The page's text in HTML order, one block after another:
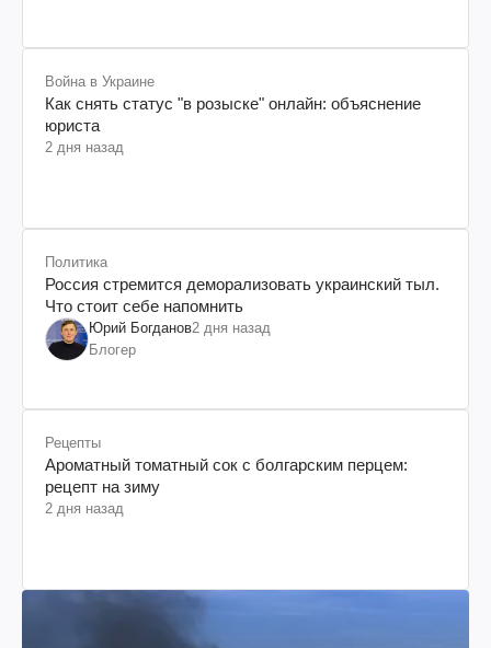
Война в Украине
Как снять статус "в розыске" онлайн: объяснение
юриста
2 дня назад
Политика
Россия стремится деморализовать украинский тыл.
Что стоит себе напомнить
Юрий Богданов2 дня назад
Блогер
Рецепты
Ароматный томатный сок с болгарским перцем:
рецепт на зиму
2 дня назад